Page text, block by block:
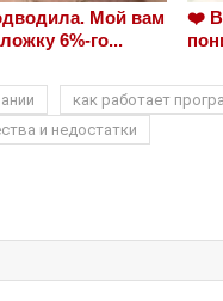
Мой вам
6%-го...
❤️
как работает
и недостатки